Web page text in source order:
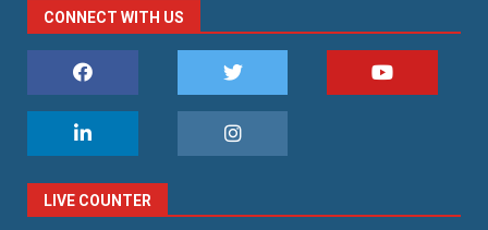
CONNECT WITH US
LIVE COUNTER